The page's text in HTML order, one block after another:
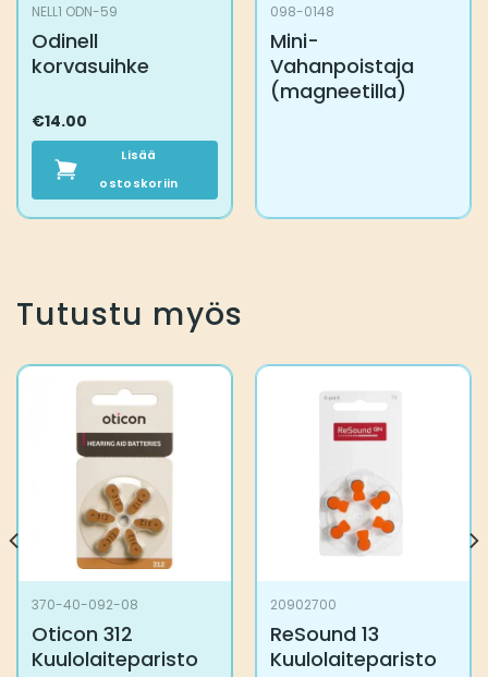
NELL1 ODN-59
Odinell
korvasuihke
€14.00
Lisää
ostoskoriin
098-0148
Mini-
Vahanpoistaja
(magneetilla)
Tutustu myös
370-40-092-08
Oticon 312
Kuulolaiteparisto
20902700
ReSound 13
Kuulolaiteparisto